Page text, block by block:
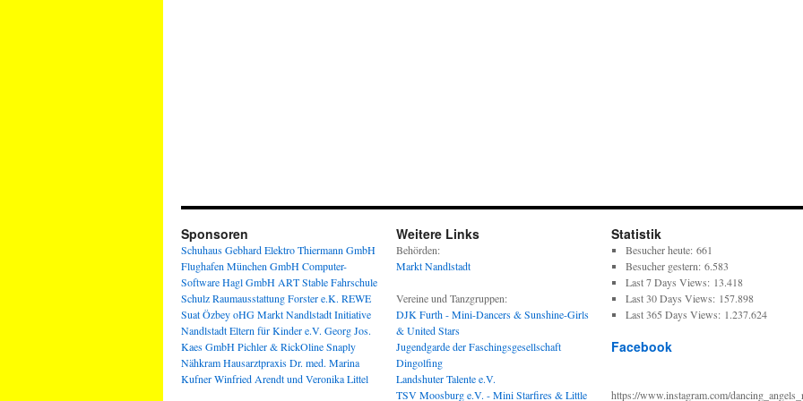
Sponsoren
Schuhaus GebhardElektro Thiermann GmbH
Flughafen München GmbHComputer-
Software Hagl GmbH ART StableFahrschule
SchulzRaumausstattung Forster e.K. REWE
Suat Özbey oHGMarkt NandlstadtInitiative
Nandlstadt Eltern für Kinder e.V. Georg Jos.
Kaes GmbHPichler & RickOlineSnaply
NähkramHausarztpraxis Dr. med. Marina
KufnerWinfried Arendt und Veronika Littel
Weitere Links
Behörden:
Markt Nandlstadt
Vereine und Tanzgruppen:
DJK Furth - Mini-Dancers & Sunshine-Girls
& United Stars
Jugendgarde der Faschingsgesellschaft
Dingolfing
Landshuter Talente e.V.
TSV Moosburg e.V. - Mini Starfires & Little
Statistik
Besucher heute: 661
Besucher gestern: 6.583
Last 7 Days Views: 13.418
Last 30 Days Views: 157.898
Last 365 Days Views: 1.237.624
Facebook
https://www.instagram.com/